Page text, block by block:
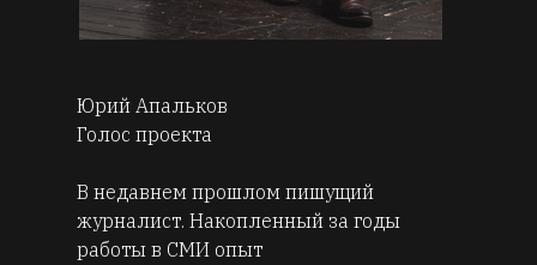
Юрий Апальков
Голос проекта
В недавнем прошлом пишущий
журналист. Накопленный за годы
работы в СМИ опыт